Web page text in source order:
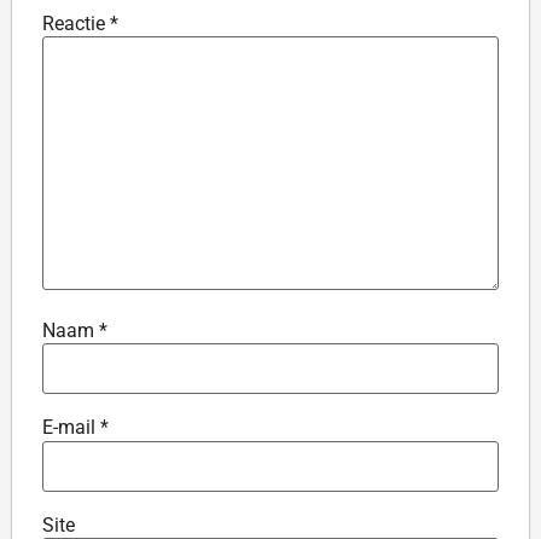
Reactie *
Naam *
E-mail *
Site